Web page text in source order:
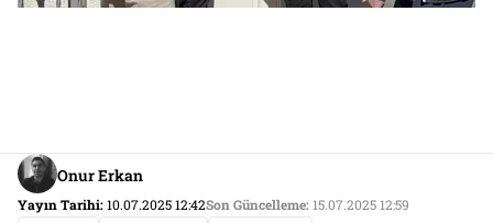
Onur Erkan
Yayın Tarihi:10.07.2025 12:42Son Güncelleme:15.07.2025 12:59